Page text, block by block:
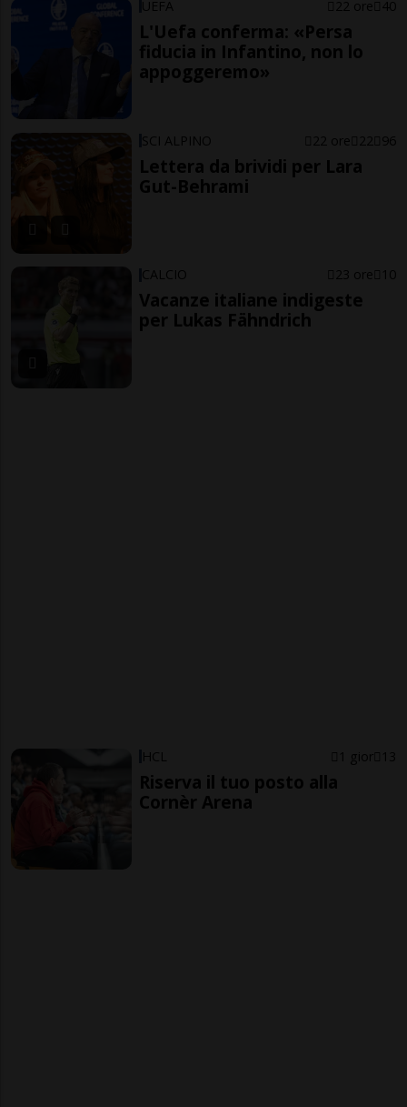
UEFA 22 ore 40
L'Uefa conferma: «Persa
fiducia in Infantino, non lo
appoggeremo»
SCI ALPINO 22 ore 22 96
Lettera da brividi per Lara
Gut-Behrami
CALCIO 23 ore 10
Vacanze italiane indigeste
per Lukas Fähndrich
HCL 1 gior 13
Riserva il tuo posto alla
Cornèr Arena